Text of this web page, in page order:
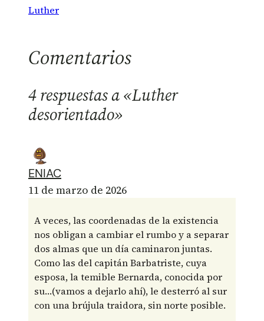
Luther
Comentarios
4 respuestas a «Luther
desorientado»
ENIAC
11 de marzo de 2026
A veces, las coordenadas de la existencia
nos obligan a cambiar el rumbo y a separar
dos almas que un día caminaron juntas.
Como las del capitán Barbatriste, cuya
esposa, la temible Bernarda, conocida por
su…(vamos a dejarlo ahí), le desterró al sur
con una brújula traidora, sin norte posible.